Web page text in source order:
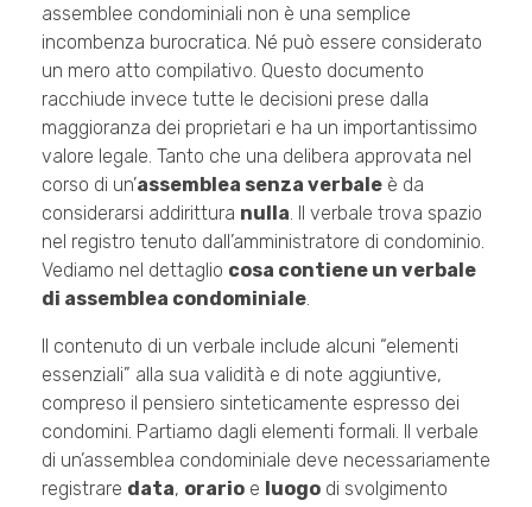
assemblee condominiali non è una semplice
incombenza burocratica. Né può essere considerato
un mero atto compilativo. Questo documento
racchiude invece tutte le decisioni prese dalla
maggioranza dei proprietari e ha un importantissimo
valore legale. Tanto che una delibera approvata nel
corso di un’assemblea senza verbale è da
considerarsi addirittura nulla . Il verbale trova spazio
nel registro tenuto dall’amministratore di condominio.
Vediamo nel dettaglio cosa contiene un verbale
di assemblea condominiale
Il contenuto di un verbale include alcuni “elementi
essenziali” alla sua validità e di note aggiuntive,
compreso il pensiero sinteticamente espresso dei
condomini. Partiamo dagli elementi formali. Il verbale
di un’assemblea condominiale deve necessariamente
registrare data, orario e luogo di svolgimento